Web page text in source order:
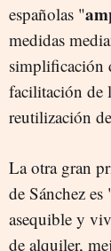
españolas "
medidas
simplificación
facilitación de
reutilización
La otra gran
de Sánchez
asequible y
de alquiler,